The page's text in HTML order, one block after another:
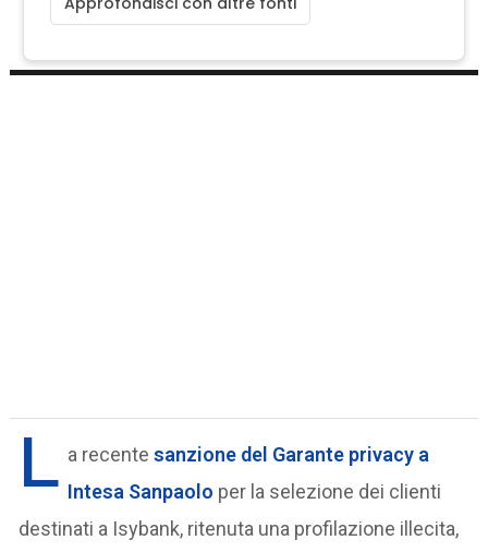
L a recente sanzione del Garante privacy a
Intesa Sanpaolo per la selezione dei clienti
destinati a Isybank, ritenuta una profilazione illecita,